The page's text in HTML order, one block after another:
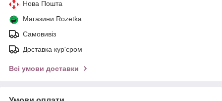
Нова Пошта
Магазини Rozetka
Самовивіз
Доставка кур'єром
Всі умови доставки